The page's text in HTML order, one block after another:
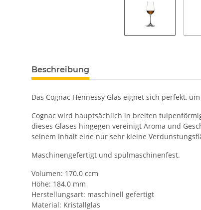
Beschreibung
Das Cognac Hennessy Glas eignet sich perfekt,
Cognac wird hauptsächlich in breiten
dieses Glases hingegen vereinigt Aroma und
seinem Inhalt eine nur sehr kleine
Maschinengefertigt und spülmaschinenfest.
Volumen: 170.0 ccm
Höhe: 184.0 mm
Herstellungsart: maschinell gefertigt
Material: Kristallglas